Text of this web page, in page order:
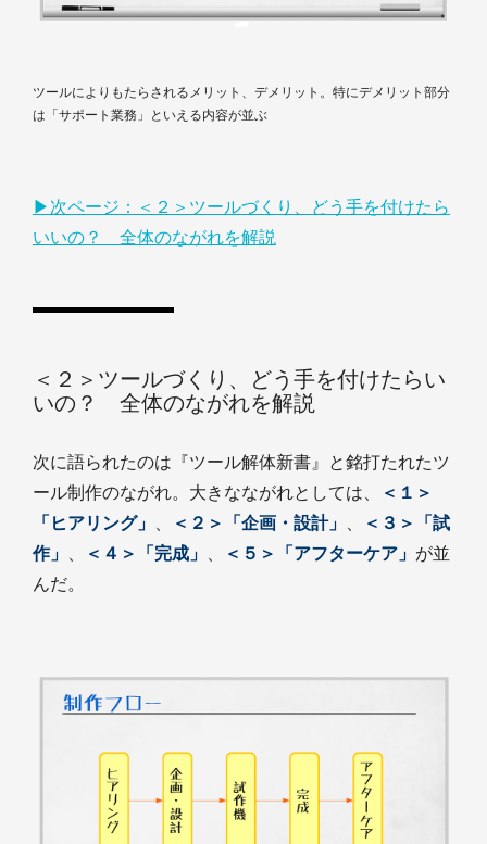
ツールによりもたらされるメリット、デメリット。特にデメリット部分
は「サポート業務」といえる内容が並ぶ
▶次ページ：＜２＞ツールづくり、どう手を付けたら
いいの？ 全体のながれを解説
＜２＞ツールづくり、どう手を付けたらい
いの？ 全体のながれを解説
次に語られたのは『ツール解体新書』と銘打たれたツ
ール制作のながれ。大きなながれとしては、
＜１＞
「ヒアリング」
＜２＞「企画・設計」
＜３＞「試
作」
＜４＞「完成」 ＜５＞「アフターケア」 が並
んだ。